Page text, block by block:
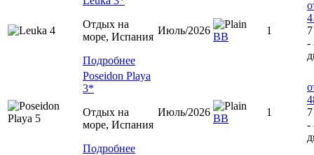
Отдых на
море, Испания
Подробнее
Июль/2026
BB
1
-
Poseidon Playa
3*
Отдых на
море, Испания
Подробнее
Июль/2026
BB
1
-